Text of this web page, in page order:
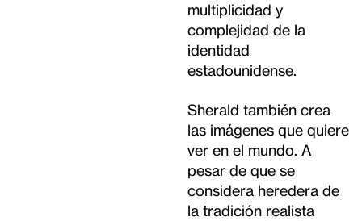
multiplicidad y
complejidad de la
identidad
estadounidense.
Sherald también crea
las imágenes que quiere
ver en el mundo. A
pesar de que se
considera heredera de
la tradición realista